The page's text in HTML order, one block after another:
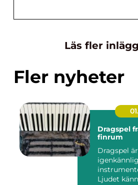
Läs fler
Fler nyheter
Dragspel från folkpark till
finrum
Dragspel
Ljudet